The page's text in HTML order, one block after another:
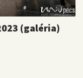
(galéria)